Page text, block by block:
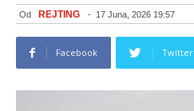
Od REJTING - 17 Juna, 2026 19:57
Facebook Twitter